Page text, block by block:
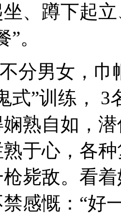
、蹲下起
。
分男女，
式”训练，
熟自如，
于心，各
毙敌。看
感慨：“好